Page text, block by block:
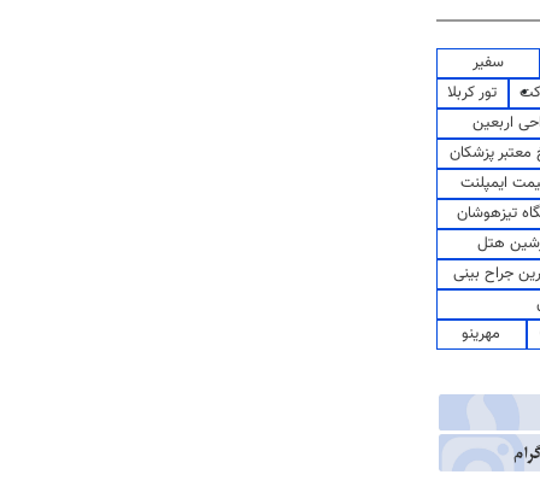
سفیر
تور کربلا
اربعین
پزشکان
ایمپلنت
تیزهوشان
هتل
جراح بینی
مهرینو